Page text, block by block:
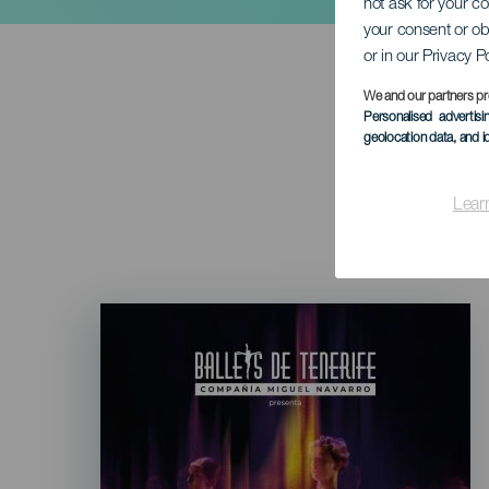
not ask for your
your consent or
or in our Privacy
We and our partners
Personalised
geolocation data, and